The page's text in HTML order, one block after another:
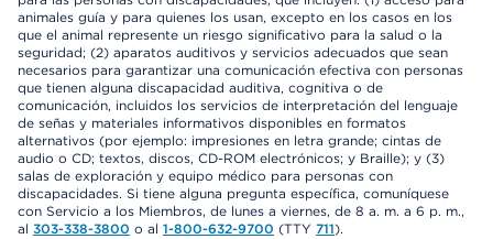
animales guía y para quienes los usan, excepto en los casos en los
que el animal represente un riesgo significativo para la salud o la
seguridad; (2) aparatos auditivos y servicios adecuados que sean
necesarios para garantizar una comunicación efectiva con personas
que tienen alguna discapacidad auditiva, cognitiva o de
comunicación, incluidos los servicios de interpretación del lenguaje
de señas y materiales informativos disponibles en formatos
alternativos (por ejemplo: impresiones en letra grande; cintas de
audio o CD; textos, discos, CD-ROM electrónicos; y Braille); y (3)
salas de exploración y equipo médico para personas con
discapacidades. Si tiene alguna pregunta específica, comuníquese
con Servicio a los Miembros, de lunes a viernes, de 8 a. m. a 6 p. m.,
al 303-338-3800 o al 1-800-632-9700 (TTY 711).